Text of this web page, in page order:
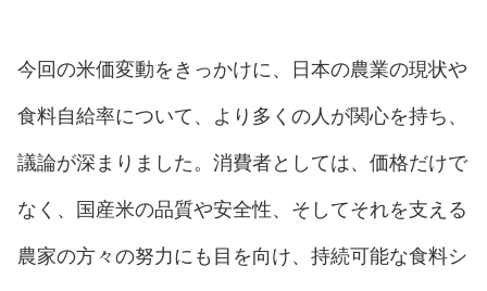
今回の米価変動をきっかけに、日本の農業の現状や
食料自給率について、より多くの人が関心を持ち、
議論が深まりました。消費者としては、価格だけで
なく、国産米の品質や安全性、そしてそれを支える
農家の方々の努力にも目を向け、持続可能な食料シ